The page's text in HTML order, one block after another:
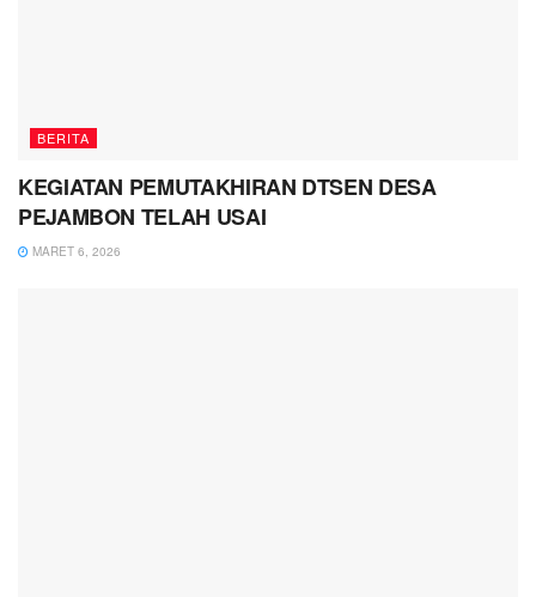
BERITA
KEGIATAN PEMUTAKHIRAN DTSEN DESA
PEJAMBON TELAH USAI
MARET 6, 2026